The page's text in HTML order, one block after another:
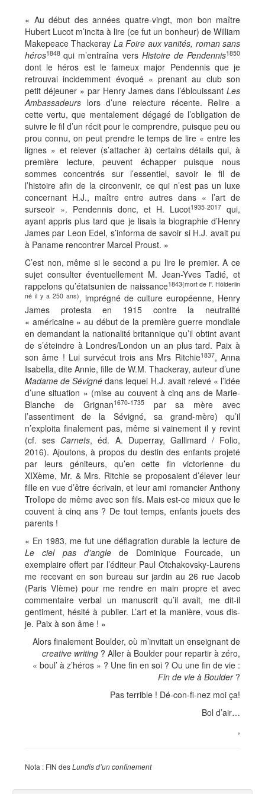
« Au début des années quatre-vingt, mon bon maître
Hubert Lucot m’incita à lire (ce fut un bonheur) de William
Makepeace Thackeray La Foire aux vanités, roman sans
héros1848qui m’entraîna vers Histoire de Pendennis1850
dont le héros est le fameux major Pendennis que je
retrouvai incidemment évoqué « prenant au club son
petit déjeuner » par Henry James dans l’éblouissant Les
Ambassadeurs lors d’une relecture récente. Relire a
cette vertu, que mentalement dégagé de l’obligation de
suivre le fil d’un récit pour le comprendre, puisque peu ou
prou connu, on peut prendre le temps de lire « entre les
lignes » et relever (s’attacher à) certains détails qui, à
première lecture, peuvent échapper puisque nous
sommes concentrés sur l’essentiel, savoir le fil de
l’histoire afin de la circonvenir, ce qui n’est pas un luxe
concernant H.J., maître entre autres dans « l’art de
surseoir ». Pendennis donc, et H. Lucot1935-2017 qui,
ayant appris plus tard que je lisais la biographie d’Henry
James par Leon Edel, s’informa de savoir si H.J. avait pu
à Paname rencontrer Marcel Proust. »
C’est non, même si le second a pu lire le premier. A ce
sujet consulter éventuellement M. Jean-Yves Tadié, et
rappelons qu’étatsunien de naissance1843(mort de F. Hölderlin
né il y a 250 ans), imprégné de culture européenne, Henry
James protesta en 1915 contre la neutralité
« américaine » au début de la première guerre mondiale
en demandant la nationalité britannique qu’il obtint avant
de s’éteindre à Londres/London un an plus tard. Paix à
son âme ! Lui survécut trois ans Mrs Ritchie1837, Anna
Isabella, dite Annie, fille de W.M. Thackeray, auteur d’une
Madame de Sévignédans lequel H.J. avait relevé « l’idée
d’une situation » (mise au couvent à cinq ans de Marie-
Blanche de Grignan1670-1735par sa mère avec
l’assentiment de la Sévigné, sa grand-mère) qu’il
n’exploita finalement pas, même si vainement il y revint
(cf. ses Carnets, éd. A. Duperray, Gallimard / Folio,
2016). Ajoutons, à propos du destin des enfants projeté
par leurs géniteurs, qu’en cette fin victorienne du
XIXème, Mr. & Mrs. Ritchie se proposaient d’élever leur
fille en vue d’être écrivain, et leur ami romancier Anthony
Trollope de même avec son fils. Mais est-ce mieux que le
couvent à cinq ans ? De tout temps, enfants jouets des
parents !
« En 1983, me fut une déflagration durable la lecture de
Le ciel pas d’anglede Dominique Fourcade, un
exemplaire offert par l’éditeur Paul Otchakovsky-Laurens
me recevant en son bureau sur jardin au 26 rue Jacob
(Paris VIème) pour me rendre en main propre et avec
commentaire verbal un manuscrit qu’il avait, me dit-il
gentiment, hésité à publier. L’art et la manière, vous dis-
je. Paix à son âme ! »
Alors finalement Boulder, où m’invitait un enseignant de
creative writing ? Aller à Boulder pour repartir à zéro,
« boul’ à z’héros » ? Une fin en soi ? Ou une fin de vie :
Fin de vie à Boulder ?
Pas terrible ! Dé-con-fi-nez moi ça!
Bol d’air…
,
Nota : FIN desLundis d’un confinement